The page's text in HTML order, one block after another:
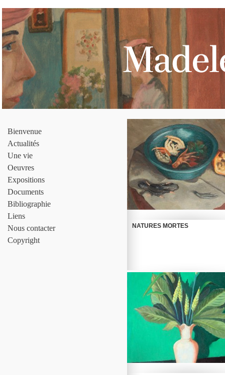
NATURES MORTES
Bienvenue
Actualités
Une vie
Oeuvres
Expositions
Documents
Bibliographie
Liens
Nous contacter
Copyright